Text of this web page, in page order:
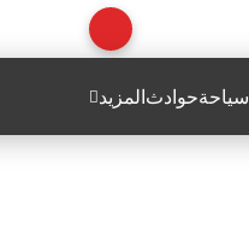
سياحةحوادثالمزيد